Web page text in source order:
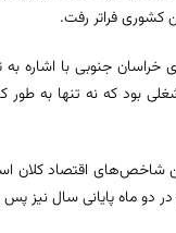
کشوری فراتر رفت.
خراسان جنوبی با
دو ماه پایانی سال نیز پس